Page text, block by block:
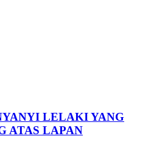
LELAKI YANG
ATAS LAPAN